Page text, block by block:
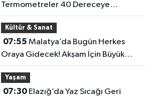
Termometreler 40 Dereceye
Dayanacak
Kültür & Sanat
07:55
Oraya Gidecek! Akşam İçin Büyük
Sürpriz Hazır
Yaşam
07:30Elazığ’da Yaz Sıcağı Geri